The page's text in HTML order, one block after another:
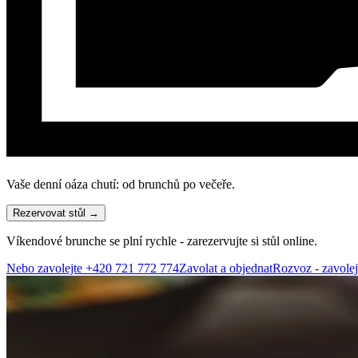
Vaše denní oáza chutí: od brunchů po večeře.
Rezervovat stůl →
Víkendové brunche se plní rychle - zarezervujte si stůl online.
Nebo zavolejte +420 721 772 774Zavolat a objednatRozvoz -